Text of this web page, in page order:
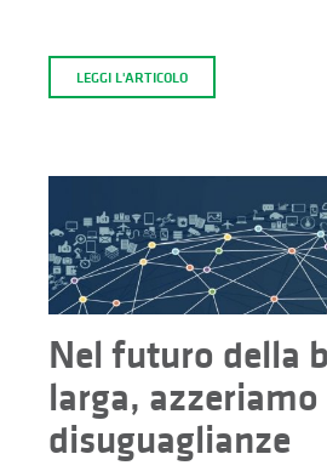
LEGGI L'ARTICOLO
Nel futuro della
larga, azzeriamo
disuguaglianze